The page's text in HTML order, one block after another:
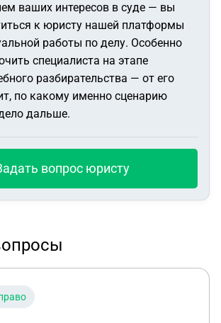
ваших интересов в суде — вы
к юристу нашей платформы
работы по делу. Особенно
специалиста на этапе
разбирательства — от его
по какому именно сценарию
дальше.
вопрос юристу